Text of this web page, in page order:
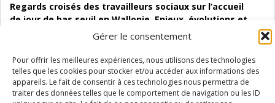
Gérer le consentement
Pour offrir les meilleures expériences, nous utilisons des technologies
telles que les cookies pour stocker et/ou accéder aux informations des
appareils. Le fait de consentir à ces technologies nous permettra de
traiter des données telles que le comportement de navigation ou les ID
Regards croisés des travailleurs sociaux sur l’accueil
de jour de bas seuil en Wallonie. Enjeux, évolutions et
06 Juil 2026
Étude d’évaluabilité des Structures
d’accompagnement à l’autocréation d’emploi (SAACE)